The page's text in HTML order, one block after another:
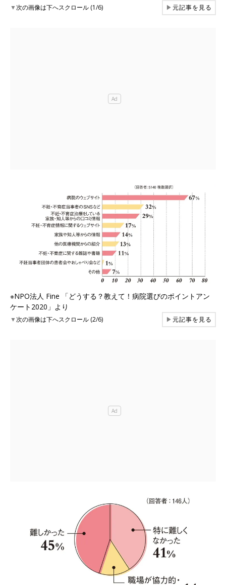
▼次の画像は下へスクロール (1/6) ▶元記事を見る
※NPO法人 Fine 「どうする？教えて！病院選びのポイントアン
ケート2020」より
▼次の画像は下へスクロール (2/6) ▶元記事を見る